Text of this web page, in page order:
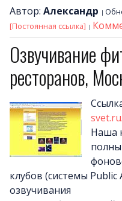
Автор: Александр
[Постоянная ссылка]
Озвучивание
ресторанов,
Наша
клубов (системы Public
озвучивания